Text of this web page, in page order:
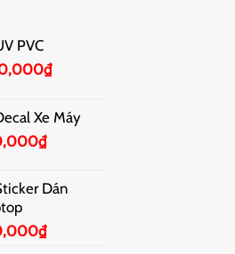
PVC
₫
Xe Máy
₫
Dán
₫